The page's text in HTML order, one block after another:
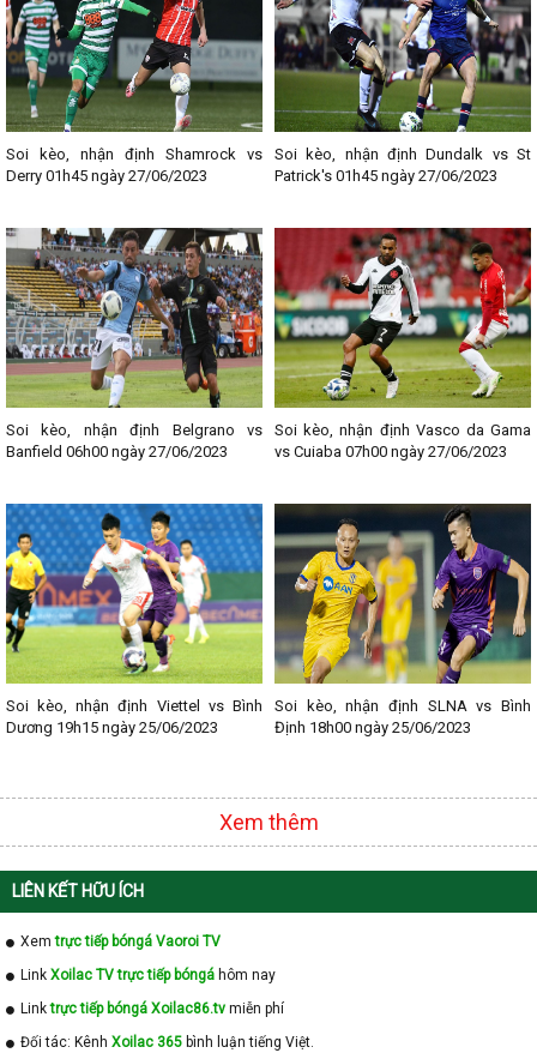
-BXH Cúp Tây Á U16
-BXH Additional troubleshooting information here.
BXH Cloudflare
-BXH Additional troubleshooting information
-BXH U20 Nam Á
-BXH
-BXH Vòng loại U20 Châu Á
-BXH Vòng loại AFF Cup 2022
-BXH AFF Cup 2022
-BXH Thailand King's Cup 2022
BXH Vòng loại U17 Châu Á
-BXH Vòng loại U20 Nữ Châu Á
BXH U17 Châu Á
-BXH Sea Games 32 Nữ
-BXH Vòng loại U17 Nữ Châu Á
-BXH Asian Cup 2023
-BXH CAFA Nations Cup
-BXH Arab Club Championship
-BXH Asiad 2023
-BXH Asiad 2023 Nữ
-BXH U19 Nam Á
-BXH U20 Nữ Châu Á
-BXH U17 Nữ Châu Á
- BXH AFF Cup 2024
- BXH Cúp Tây Á U19
- BXH ASEAN Club Championship
- BXH Additional troubleshooting resources
Soi kèo, nhận định Shamrock vs
Derry 01h45 ngày 27/06/2023
Soi kèo, nhận định Dundalk vs St
Patrick's 01h45 ngày 27/06/2023
Soi kèo, nhận định Belgrano vs
Banfield 06h00 ngày 27/06/2023
Soi kèo, nhận định Vasco da Gama
vs Cuiaba 07h00 ngày 27/06/2023
Soi kèo, nhận định Viettel vs Bình
Dương 19h15 ngày 25/06/2023
Soi kèo, nhận định SLNA vs Bình
Định 18h00 ngày 25/06/2023
Xem thêm
LIÊN KẾT HỮU ÍCH
Xemtrực tiếp bóngá Vaoroi TV
Link Xoilac TV trực tiếp bóngá hôm nay
Linktrực tiếp bóngá Xoilac86.tv miễn phí
Đối tác: Kênh Xoilac 365 bình luận tiếng Việt.